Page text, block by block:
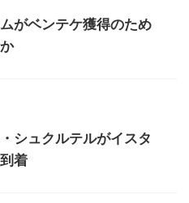
がベンテケ獲得のため
シュクルテルがイスタ
着